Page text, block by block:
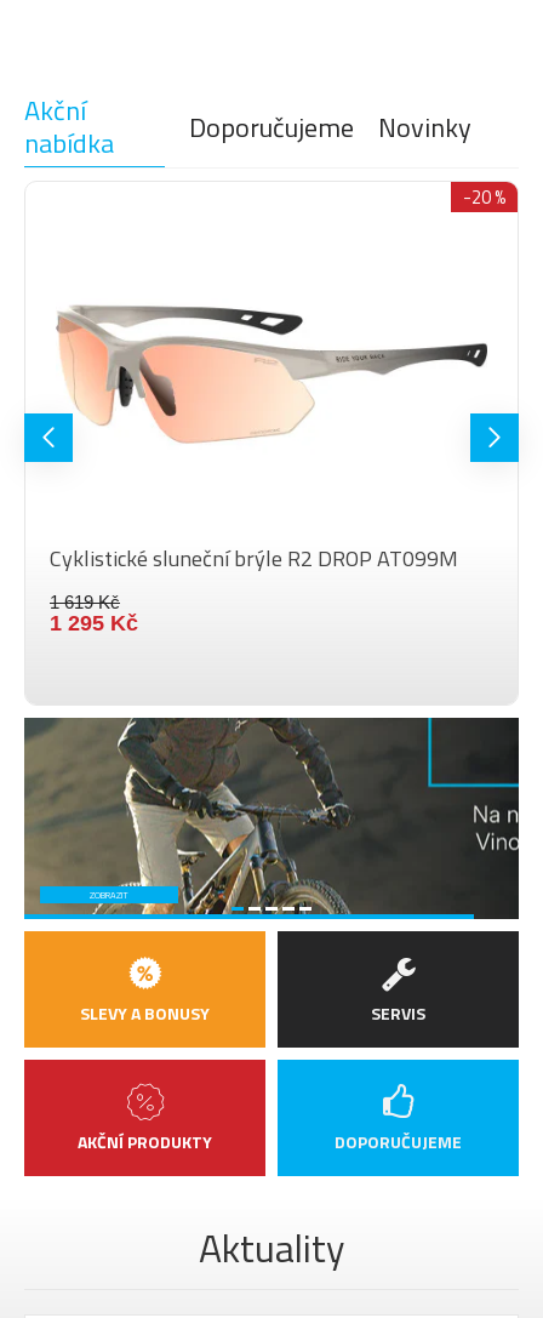
Akční
nabídka Doporučujeme Novinky
-20 %
Cyklistické sluneční brýle R2 DROP AT099M
1 619 Kč
1 295 Kč
ZOBRAZIT
SLEVY A BONUSY
AKČNÍ PRODUKTY
SERVIS
DOPORUČUJEME
Aktuality